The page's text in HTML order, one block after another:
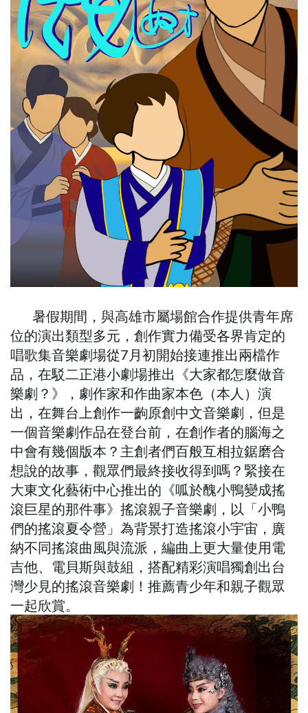
暑假期間，與高雄市屬場館合作提供青年席
位的演出類型多元，創作實力備受各界肯定的
唱歌集音樂劇場從7月初開始接連推出兩檔作
品，在駁二正港小劇場推出《大家都怎麼做音
樂劇？》，劇作家和作曲家本色（本人）演
出，在舞台上創作一齣原創中文音樂劇，但是
一個音樂劇作品在登台前，在創作者的腦海之
中會有幾個版本？主創者們百般互相拉鋸磨合
想說的故事，觀眾們最終接收得到嗎？緊接在
大東文化藝術中心推出的《呱於醜小鴨變成搖
滾巨星的那件事》搖滾親子音樂劇，以「小鴨
們的搖滾夏令營」為背景打造搖滾小宇宙，廣
納不同搖滾曲風與流派，編曲上更大量使用電
吉他、電貝斯與鼓組，搭配精彩演唱獨創出台
灣少見的搖滾音樂劇！推薦青少年和親子觀眾
一起欣賞。